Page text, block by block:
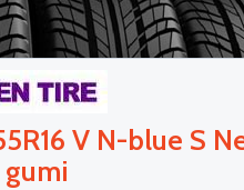
V N-blue S